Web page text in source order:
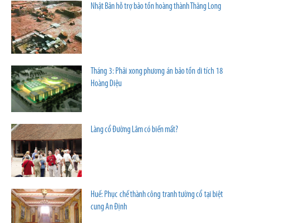
Nhật Bản hỗ trợ bảo tồn hoàng thành Thăng Long
Tháng 3: Phải xong phương án bảo tồn di tích 18
Hoàng Diệu
Làng cổ Đường Lâm có biến mất?
Huế: Phục chế thành công tranh tường cổ tại biệt
cung An Định